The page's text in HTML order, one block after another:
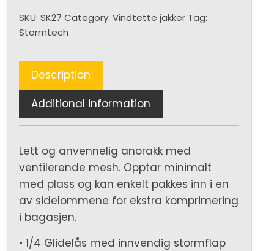
quantity
SKU:SK27 Category:Vindtette jakker Tag:
Stormtech
Description
Additional information
Lett og anvennelig anorakk med
ventilerende mesh. Opptar minimalt
med plass og kan enkelt pakkes inn i en
av sidelommene for ekstra komprimering
i bagasjen.
• 1/4 Glidelås med innvendig stormflap